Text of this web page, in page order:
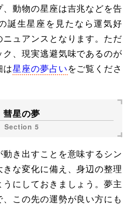
動物の星座は吉兆などを告
誕生星座を見たなら運気好
ュアンスとなります。ただ
ク、現実逃避気味であるのが
は星座の夢占いをご覧くださ
彗星の夢
き出すことを意味するシン
な変化に備え、身辺の整理
にしておきましょう。夢主
この先の運勢が良い方にも